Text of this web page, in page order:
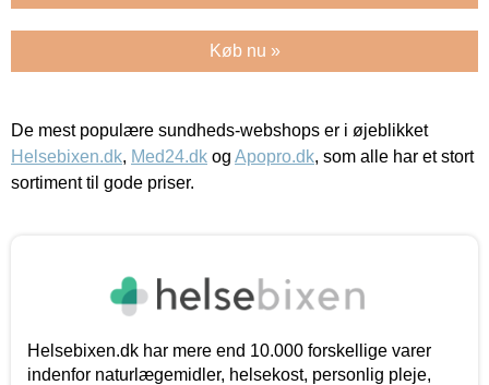
Køb nu »
De mest populære sundheds-webshops er i øjeblikket
Helsebixen.dk, Med24.dk og Apopro.dk, som alle har et stort
sortiment til gode priser.
Helsebixen.dk har mere end 10.000 forskellige varer
indenfor naturlægemidler, helsekost, personlig pleje,